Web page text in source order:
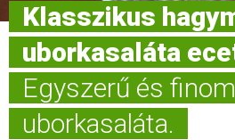
Klasszikus
uborkasaláta
Egyszerű és
uborkasaláta.